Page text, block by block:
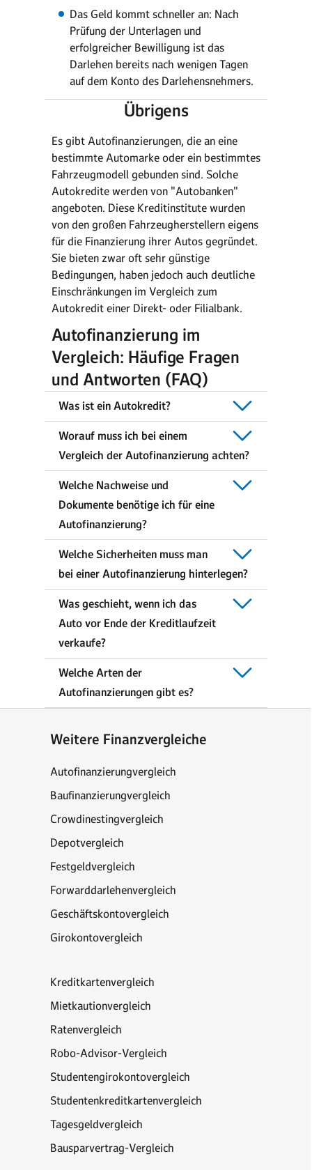
Das Geld kommt schneller an: Nach
Prüfung der Unterlagen und
erfolgreicher Bewilligung ist das
Darlehen bereits nach wenigen Tagen
auf dem Konto des Darlehensnehmers.
Übrigens
Es gibt Autofinanzierungen, die an eine
bestimmte Automarke oder ein bestimmtes
Fahrzeugmodell gebunden sind. Solche
Autokredite werden von "Autobanken"
angeboten. Diese Kreditinstitute wurden
von den großen Fahrzeugherstellern eigens
für die Finanzierung ihrer Autos gegründet.
Sie bieten zwar oft sehr günstige
Bedingungen, haben jedoch auch deutliche
Einschränkungen im Vergleich zum
Autokredit einer Direkt- oder Filialbank.
Autofinanzierung im
Vergleich: Häufige Fragen
und Antworten (FAQ)
Was ist ein Autokredit?
Worauf muss ich bei einem
Vergleich der Autofinanzierung achten?
Welche Nachweise und
Dokumente benötige ich für eine
Autofinanzierung?
Welche Sicherheiten muss man
bei einer Autofinanzierung hinterlegen?
Was geschieht, wenn ich das
Auto vor Ende der Kreditlaufzeit
verkaufe?
Welche Arten der
Autofinanzierungen gibt es?
Weitere Finanzvergleiche
Autofinanzierungvergleich
Baufinanzierungvergleich
Crowdinestingvergleich
Depotvergleich
Festgeldvergleich
Forwarddarlehenvergleich
Geschäftskontovergleich
Girokontovergleich
Kreditkartenvergleich
Mietkautionvergleich
Ratenvergleich
Robo-Advisor-Vergleich
Studentengirokontovergleich
Studentenkreditkartenvergleich
Tagesgeldvergleich
Bausparvertrag-Vergleich